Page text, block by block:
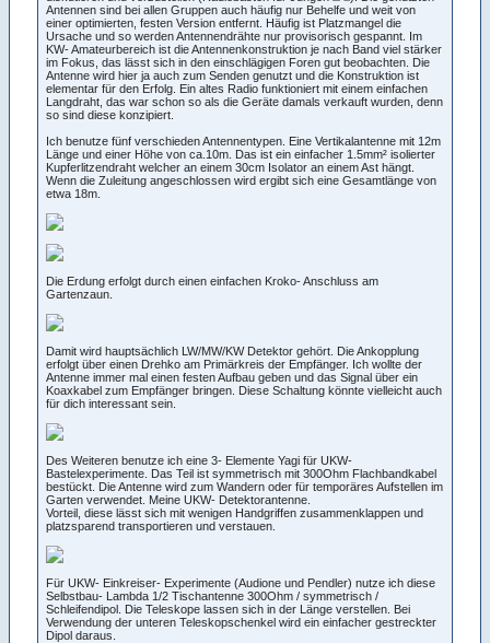
Antennen sind bei allen Gruppen auch häufig nur Behelfe und weit von
einer optimierten, festen Version entfernt. Häufig ist Platzmangel die
Ursache und so werden Antennendrähte nur provisorisch gespannt. Im
KW- Amateurbereich ist die Antennenkonstruktion je nach Band viel stärker
im Fokus, das lässt sich in den einschlägigen Foren gut beobachten. Die
Antenne wird hier ja auch zum Senden genutzt und die Konstruktion ist
elementar für den Erfolg. Ein altes Radio funktioniert mit einem einfachen
Langdraht, das war schon so als die Geräte damals verkauft wurden, denn
so sind diese konzipiert.
Ich benutze fünf verschieden Antennentypen. Eine Vertikalantenne mit 12m
Länge und einer Höhe von ca.10m. Das ist ein einfacher 1.5mm² isolierter
Kupferlitzendraht welcher an einem 30cm Isolator an einem Ast hängt.
Wenn die Zuleitung angeschlossen wird ergibt sich eine Gesamtlänge von
etwa 18m.
Die Erdung erfolgt durch einen einfachen Kroko- Anschluss am
Gartenzaun.
Damit wird hauptsächlich LW/MW/KW Detektor gehört. Die Ankopplung
erfolgt über einen Drehko am Primärkreis der Empfänger. Ich wollte der
Antenne immer mal einen festen Aufbau geben und das Signal über ein
Koaxkabel zum Empfänger bringen. Diese Schaltung könnte vielleicht auch
für dich interessant sein.
Des Weiteren benutze ich eine 3- Elemente Yagi für UKW-
Bastelexperimente. Das Teil ist symmetrisch mit 300Ohm Flachbandkabel
bestückt. Die Antenne wird zum Wandern oder für temporäres Aufstellen im
Garten verwendet. Meine UKW- Detektorantenne.
Vorteil, diese lässt sich mit wenigen Handgriffen zusammenklappen und
platzsparend transportieren und verstauen.
Für UKW- Einkreiser- Experimente (Audione und Pendler) nutze ich diese
Selbstbau- Lambda 1/2 Tischantenne 300Ohm / symmetrisch /
Schleifendipol. Die Teleskope lassen sich in der Länge verstellen. Bei
Verwendung der unteren Teleskopschenkel wird ein einfacher gestreckter
Dipol daraus.